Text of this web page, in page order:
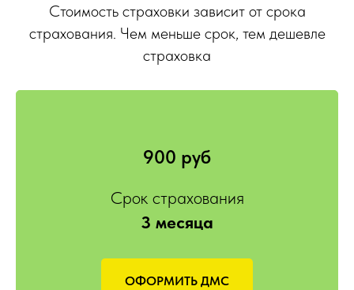
Стоимость страховки зависит от срока
страхования. Чем меньше срок, тем дешевле
страховка
900 руб
Срок страхования
3 месяца
ОФОРМИТЬ ДМС